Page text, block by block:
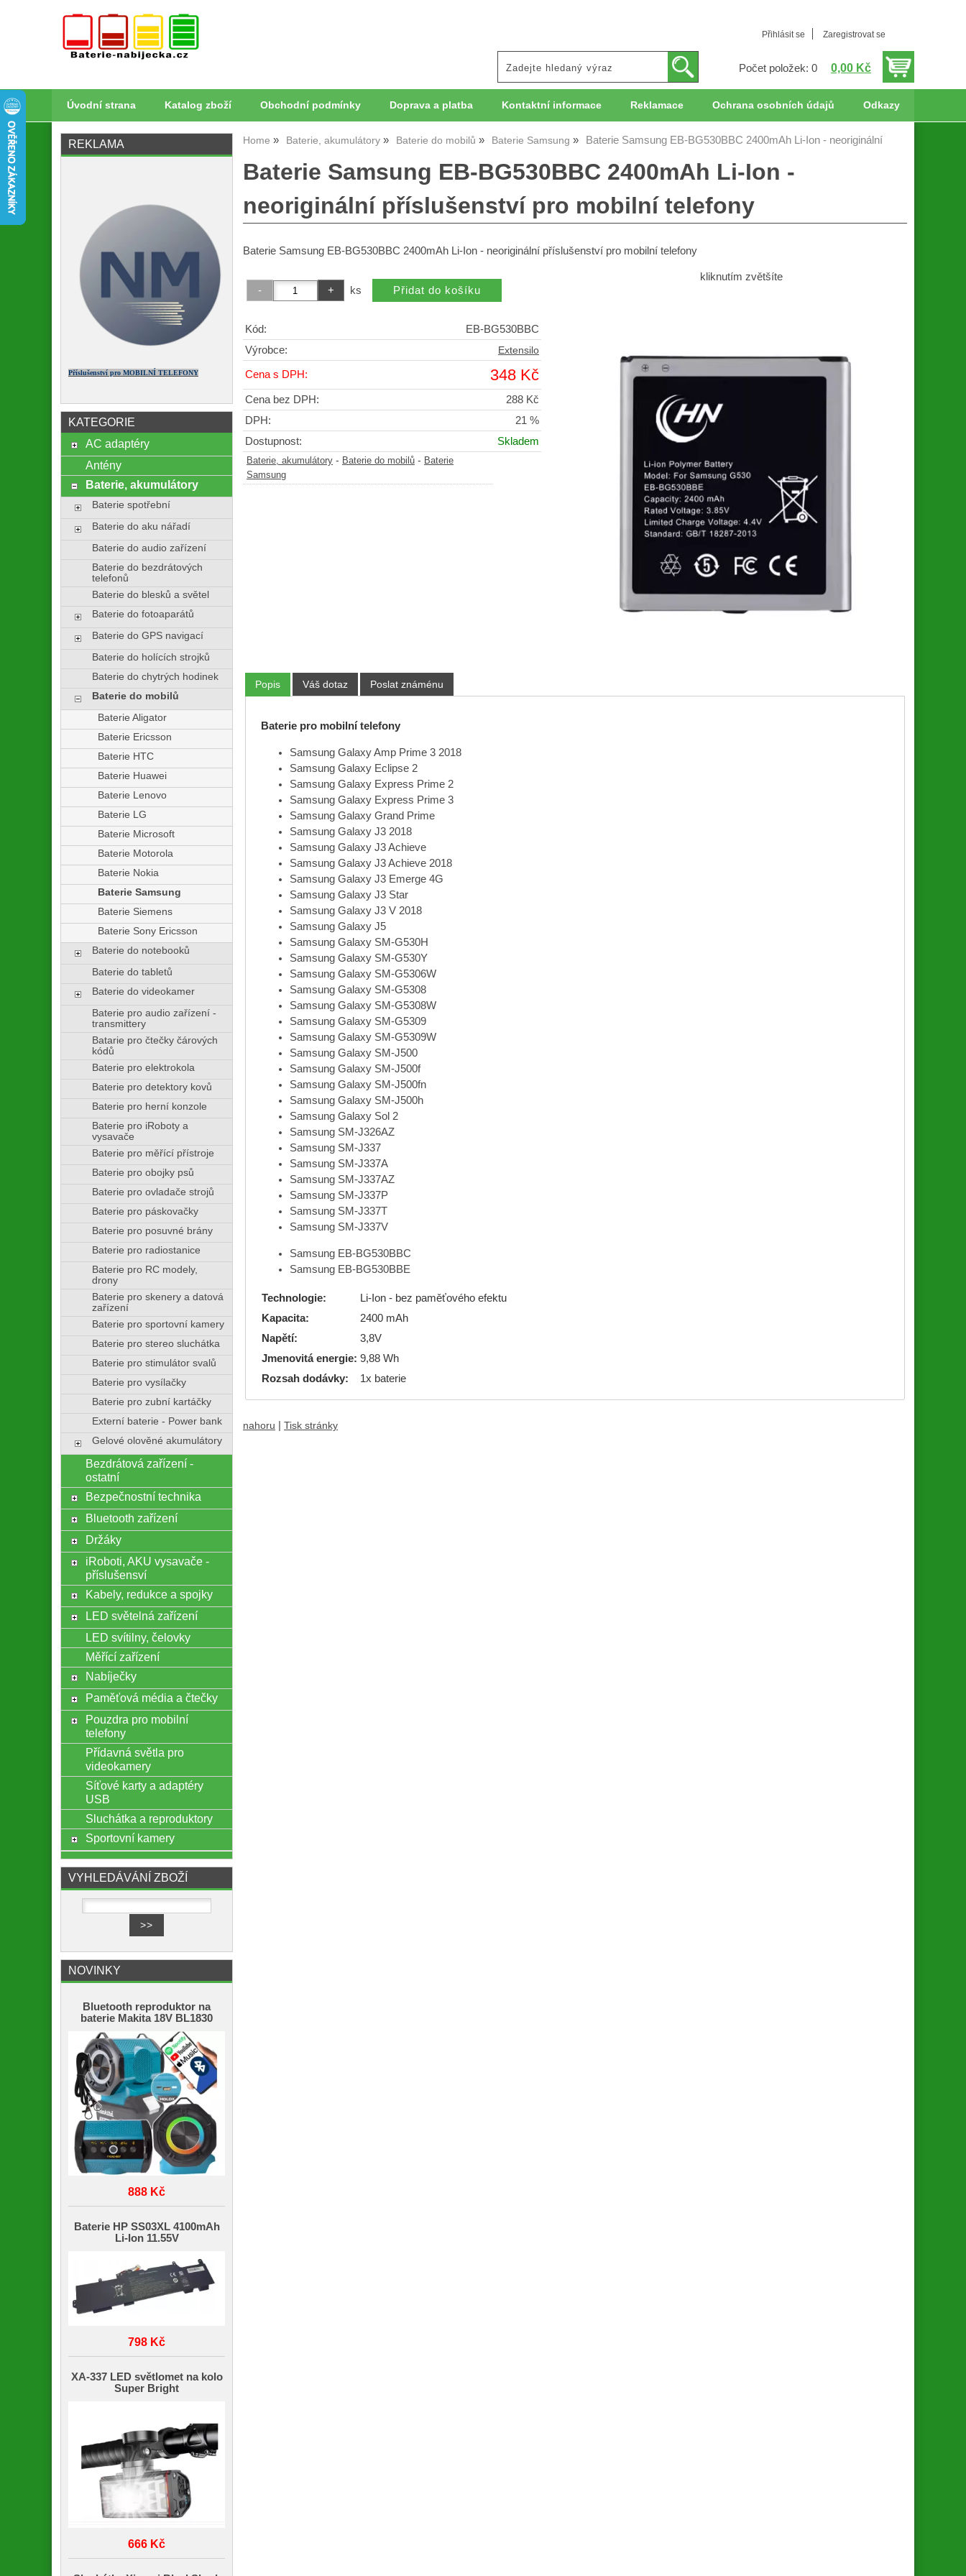
Přihlásit se Zaregistrovat se
Počet položek: 0 0,00 Kč
Úvodní strana Katalog zboží Obchodní podmínky Doprava a platba Kontaktní informace Reklamace Ochrana osobních údajů Odkazy
Home Baterie, akumulátory Baterie do mobilů Baterie Samsung Baterie Samsung EB-BG530BBC 2400mAh Li-Ion - neoriginální
Baterie Samsung EB-BG530BBC 2400mAh Li-Ion -
neoriginální příslušenství pro mobilní telefony
Baterie Samsung EB-BG530BBC 2400mAh Li-Ion - neoriginální příslušenství pro mobilní telefony
kliknutím zvětšíte
ks
Kód:
EB-BG530BBC
Výrobce:
Extensilo
Cena s DPH: 348 Kč
Cena bez DPH:
288 Kč
DPH:
21 %
Dostupnost:
Skladem
Baterie, akumulátory - Baterie do mobilů - Baterie
Samsung
Popis Váš dotaz Poslat známénu
Baterie pro mobilní telefony
Samsung Galaxy Amp Prime 3 2018
Samsung Galaxy Eclipse 2
Samsung Galaxy Express Prime 2
Samsung Galaxy Express Prime 3
Samsung Galaxy Grand Prime
Samsung Galaxy J3 2018
Samsung Galaxy J3 Achieve
Samsung Galaxy J3 Achieve 2018
Samsung Galaxy J3 Emerge 4G
Samsung Galaxy J3 Star
Samsung Galaxy J3 V 2018
Samsung Galaxy J5
Samsung Galaxy SM-G530H
Samsung Galaxy SM-G530Y
Samsung Galaxy SM-G5306W
Samsung Galaxy SM-G5308
Samsung Galaxy SM-G5308W
Samsung Galaxy SM-G5309
Samsung Galaxy SM-G5309W
Samsung Galaxy SM-J500
Samsung Galaxy SM-J500f
Samsung Galaxy SM-J500fn
Samsung Galaxy SM-J500h
Samsung Galaxy Sol 2
Samsung SM-J326AZ
Samsung SM-J337
Samsung SM-J337A
Samsung SM-J337AZ
Samsung SM-J337P
Samsung SM-J337T
Samsung SM-J337V
Samsung EB-BG530BBC
Samsung EB-BG530BBE
Technologie:
Li-Ion - bez paměťového efektu
Kapacita:
2400 mAh
Napětí:
3,8V
Jmenovitá energie: 9,88 Wh
Rozsah dodávky:
1x baterie
nahoru Tisk stránky
REKLAMA
Příslušenství pro MOBILNÍ TELEFONY
KATEGORIE
AC adaptéry
Antény
Baterie, akumulátory
Baterie spotřební
Baterie do aku nářadí
Baterie do audio zařízení
Baterie do bezdrátových
telefonů
Baterie do blesků a světel
Baterie do fotoaparátů
Baterie do GPS navigací
Baterie do holících strojků
Baterie do chytrých hodinek
Baterie do mobilů
Baterie Aligator
Baterie Ericsson
Baterie HTC
Baterie Huawei
Baterie Lenovo
Baterie LG
Baterie Microsoft
Baterie Motorola
Baterie Nokia
Baterie Samsung
Baterie Siemens
Baterie Sony Ericsson
Baterie do notebooků
Baterie do tabletů
Baterie do videokamer
Baterie pro audio zařízení -
transmittery
Batarie pro čtečky čárových
kódů
Baterie pro elektrokola
Baterie pro detektory kovů
Baterie pro herní konzole
Baterie pro iRoboty a
vysavače
Baterie pro měřící přístroje
Baterie pro obojky psů
Baterie pro ovladače strojů
Baterie pro páskovačky
Baterie pro posuvné brány
Baterie pro radiostanice
Baterie pro RC modely,
drony
Baterie pro skenery a datová
zařízení
Baterie pro sportovní kamery
Baterie pro stereo sluchátka
Baterie pro stimulátor svalů
Baterie pro vysílačky
Baterie pro zubní kartáčky
Externí baterie - Power bank
Gelové olověné akumulátory
Bezdrátová zařízení -
ostatní
Bezpečnostní technika
Bluetooth zařízení
Držáky
iRoboti, AKU vysavače -
příslušensví
Kabely, redukce a spojky
LED světelná zařízení
LED svítilny, čelovky
Měřící zařízení
Nabíječky
Paměťová média a čtečky
Pouzdra pro mobilní
telefony
Přídavná světla pro
videokamery
Síťové karty a adaptéry
USB
Sluchátka a reproduktory
Sportovní kamery
VYHLEDÁVÁNÍ ZBOŽÍ
NOVINKY
Bluetooth reproduktor na
baterie Makita 18V BL1830
888 Kč
Baterie HP SS03XL 4100mAh
Li-Ion 11.55V
798 Kč
XA-337 LED světlomet na kolo
Super Bright
666 Kč